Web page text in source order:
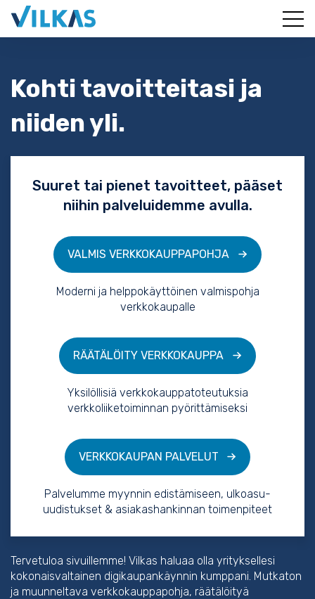
Kohti tavoitteitasi ja
niiden yli.
Suuret tai pienet tavoitteet, pääset
niihin palveluidemme avulla.
VALMIS VERKKOKAUPPAPOHJA
Moderni ja helppokäyttöinen valmispohja
verkkokaupalle
RÄÄTÄLÖITY VERKKOKAUPPA
Yksilöllisiä verkkokauppatoteutuksia
verkkoliiketoiminnan pyörittämiseksi
VERKKOKAUPAN PALVELUT
Palvelumme myynnin edistämiseen, ulkoasu-
uudistukset & asiakashankinnan toimenpiteet
Tervetuloa sivuillemme! Vilkas haluaa olla yrityksellesi
kokonaisvaltainen digikaupankäynnin kumppani. Mutkaton
ja muunneltava verkkokauppapohja, räätälöityä